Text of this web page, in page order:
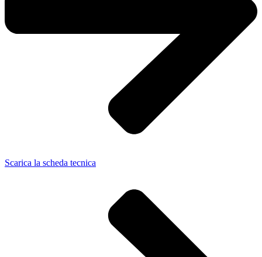
Scarica la scheda tecnica